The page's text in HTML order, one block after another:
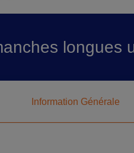
longues
Information Générale